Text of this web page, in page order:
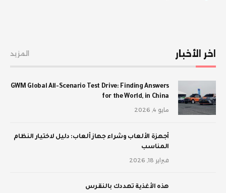
اخر الأخبار المزيد
GWM Global All-Scenario Test Drive: Finding Answers
for the World, in China
مايو 4, 2026
أجهزة الألعاب وشراء جهاز ألعاب: دليل لاختيار النظام
المناسب
فبراير 18, 2026
‫هذه الأغذية تهددك بالنقرس